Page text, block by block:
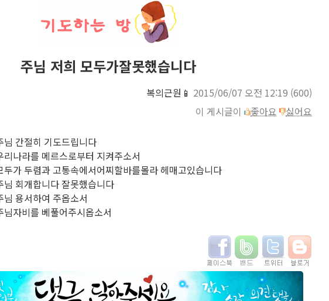
주님 저희 모두가잘못했습니다
복의근원📱 2015/06/07 오전 12:19 (600)
이 게시글이
좋아요 싫어요
님 간절히 기도드립니다
리나라를 메르스로부터 지켜주소서
두가 두렴과 고통속에서어찌할바를몰라 헤매고있습니다
님 회개합니다 잘못했습니다
님 용서하여 주옵소서
님자비를 베풀어주시옵소서